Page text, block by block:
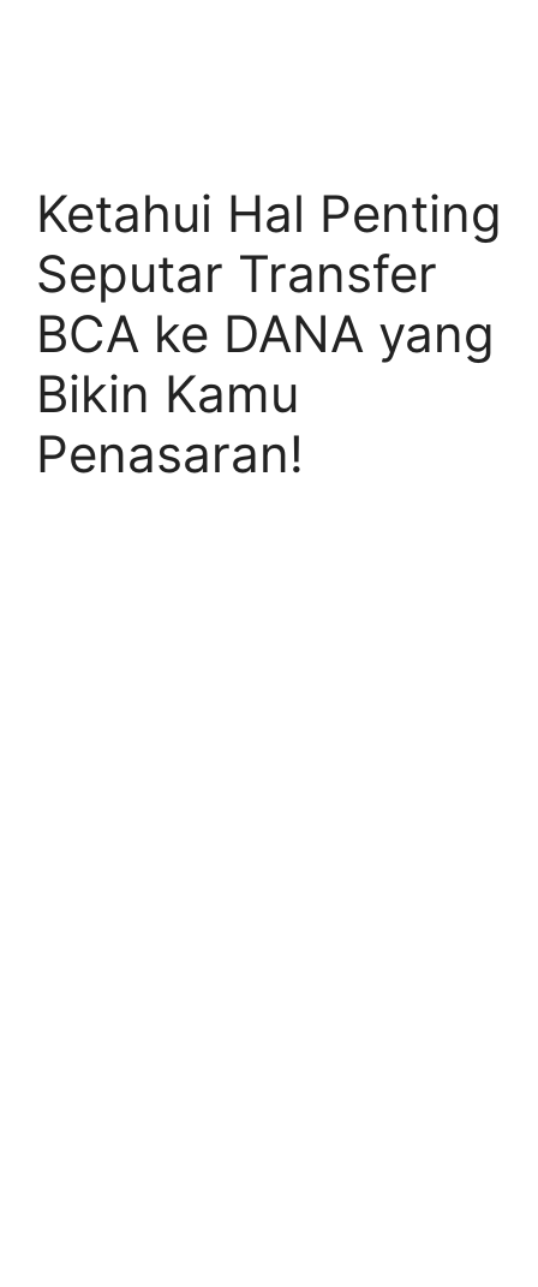
Ketahui Hal Penting
Seputar Transfer
BCA ke DANA yang
Bikin Kamu
Penasaran!